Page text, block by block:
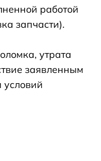
работой
запчасти).
утрата
заявленным